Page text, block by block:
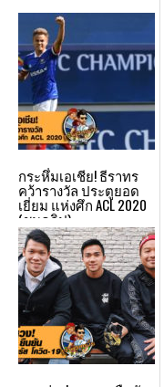
กระหึ่มเอเชีย! ธีราทร
คว้ารางวัล ประตูยอด
เยี่ยม แห่งศึก ACL 2020
(ชมคลิป)